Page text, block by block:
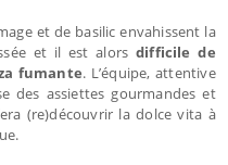
et de basilic envahissent la
et il est alors difficile de
fumante. L’équipe, attentive
des assiettes gourmandes et
(re)découvrir la dolce vita à